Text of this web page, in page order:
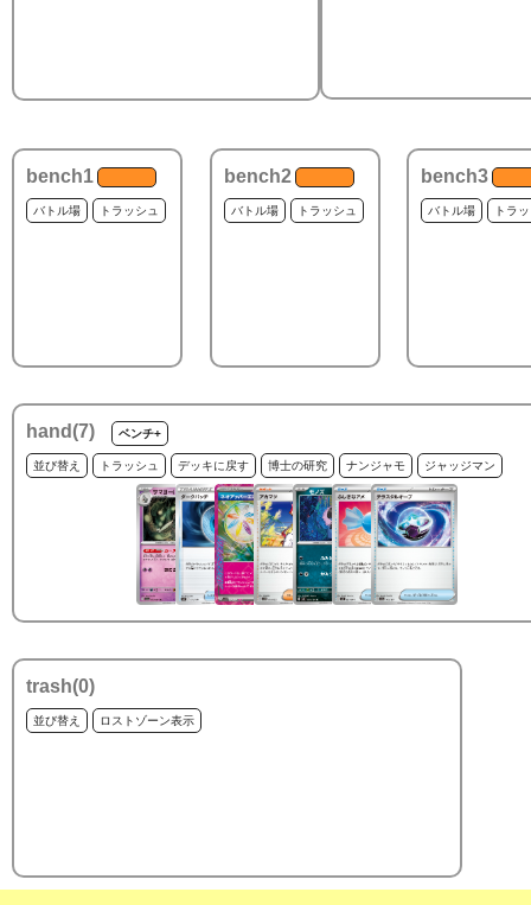
bench1
バトル場 トラッシュ
bench2
バトル場 トラッシュ
bench3
バトル場 トラ
hand(7) ベンチ+
並び替え トラッシュ デッキに戻す 博士の研究 ナンジャモ ジャッジマン
trash(0)
並び替え ロストゾーン表示